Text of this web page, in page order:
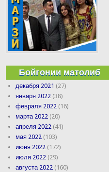
Бойгонии матолиб
декабря 2021 (27)
января 2022 (38)
февраля 2022 (16)
марта 2022 (20)
апреля 2022 (41)
мая 2022 (103)
июня 2022 (172)
июля 2022 (29)
августа 2022 (160)